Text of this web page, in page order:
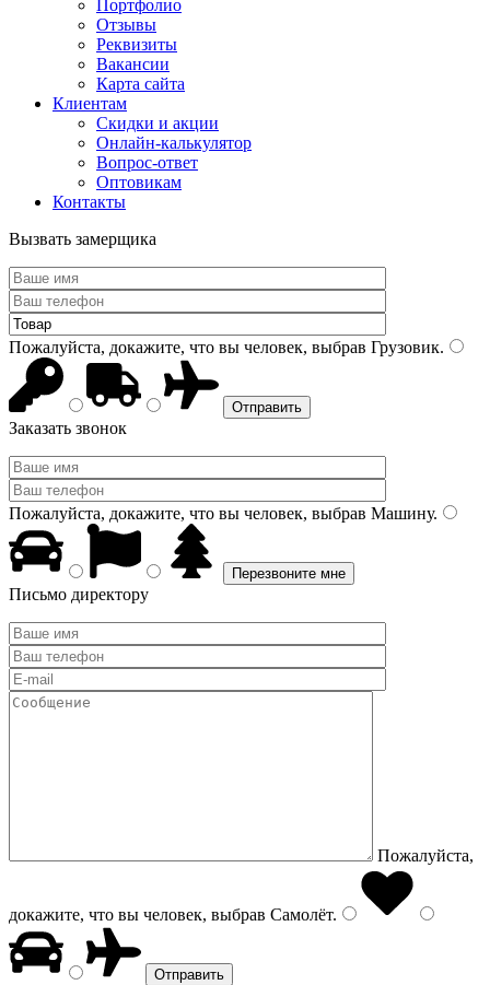
Портфолио
Отзывы
Реквизиты
Вакансии
Карта сайта
Клиентам
Скидки и акции
Онлайн-калькулятор
Вопрос-ответ
Оптовикам
Контакты
Вызвать замерщика
Пожалуйста, докажите, что вы человек, выбрав Грузовик.
Заказать звонок
Пожалуйста, докажите, что вы человек, выбрав Машину.
Письмо директору
Пожалуйста,
докажите, что вы человек, выбрав Самолёт.